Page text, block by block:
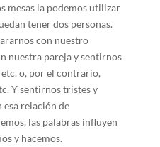
mesas la podemos utilizar
tener dos personas.
con nuestro
nuestra pareja y sentirnos
o, por el contrario,
Y sentirnos tristes y
relación de
las palabras influyen
y hacemos.